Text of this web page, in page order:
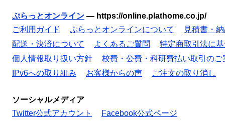
ぷらっとオンライン — https://online.plathome.co.jp/
ご利用ガイド
ぷらっとオンラインについて
見積書・
配送・決済について
よくあるご質問
特定商取引法に
個人情報取り扱い方針
校費・公費・科研費払い取引のご
IPv6への取り組み
お客様からの声 ご注文の取り消し
ソーシャルメディア
Twitter公式アカウント
Facebook公式ページ